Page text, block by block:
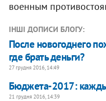
военным
ІНШІ ДОПИСИ БЛОГУ:
После новогоднего
где брать деньги?
27 грудня 2016, 14:49
Бюджета-2017:
21 грудня 2016, 14:39